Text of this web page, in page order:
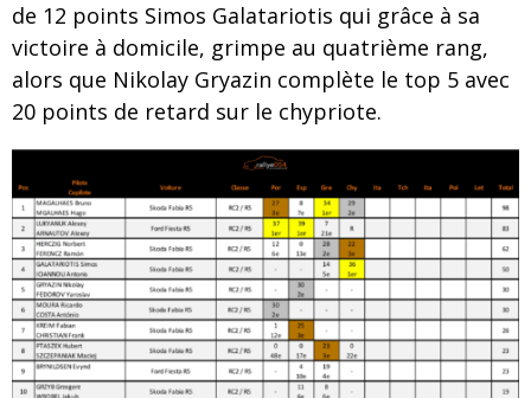
de 12 points Simos Galatariotis qui grâce à sa
victoire à domicile, grimpe au quatrième rang,
alors que Nikolay Gryazin complète le top 5 avec
20 points de retard sur le chypriote.